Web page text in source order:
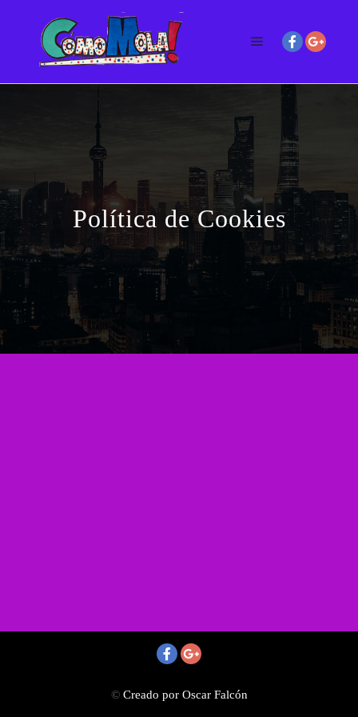
Política de Cookies
©Creado por Oscar Falcón